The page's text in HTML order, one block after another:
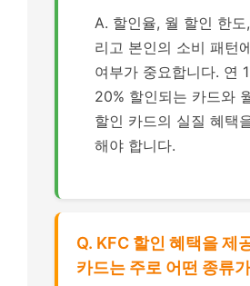
A. 할인율, 월 할인 한도
리고 본인의 소비 패턴
여부가 중요합니다. 연
20% 할인되는 카드와
할인 카드의 실질 혜택
해야 합니다.
Q. KFC 할인 혜택을 제
카드는 주로 어떤 종류